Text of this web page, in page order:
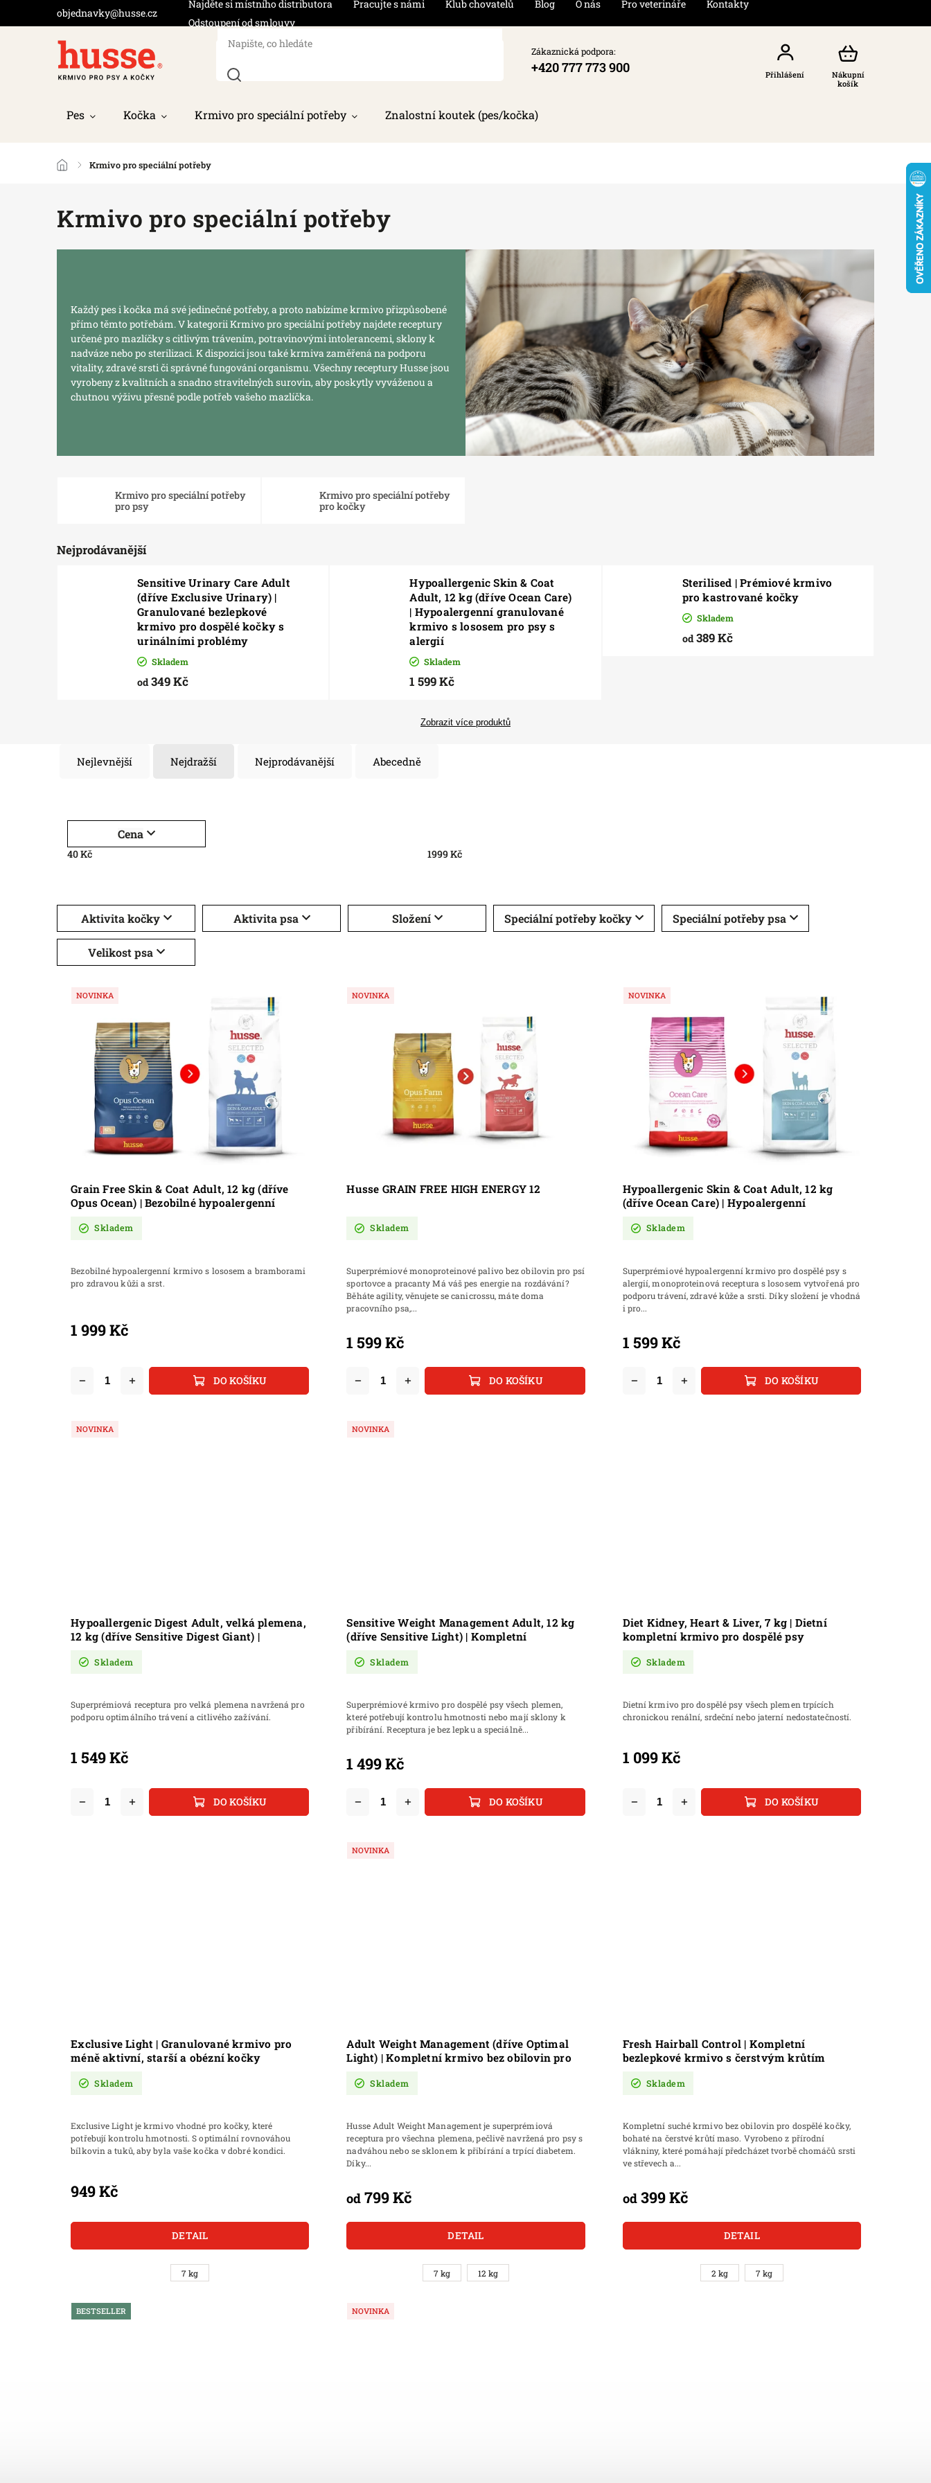
objednavky@husse.cz
Najděte si místního distributora Pracujte s námi Klub chovatelů Blog O nás Pro veterináře
Kontakty
Odstoupení od smlouvy
Zákaznická podpora:
+420 777 773 900
Nákupní
košík
Přihlášení
Pes Kočka Krmivo pro speciální potřeby Znalostní koutek (pes/kočka)
/ Krmivo pro speciální potřeby
Krmivo pro speciální potřeby
Každý pes i kočka má své jedinečné potřeby, a proto nabízíme krmivo přizpůsobené
přímo těmto potřebám. V kategorii Krmivo pro speciální potřeby najdete receptury
určené pro mazlíčky s citlivým trávením, potravinovými intolerancemi, sklony k
nadváze nebo po sterilizaci. K dispozici jsou také krmiva zaměřená na podporu
vitality, zdravé srsti či správné fungování organismu. Všechny receptury Husse jsou
vyrobeny z kvalitních a snadno stravitelných surovin, aby poskytly vyváženou a
chutnou výživu přesně podle potřeb vašeho mazlíčka.
Krmivo pro speciální potřeby
pro psy
Krmivo pro speciální potřeby
pro kočky
Nejprodávanější
Sensitive Urinary Care Adult
(dříve Exclusive Urinary) |
Granulované bezlepkové
krmivo pro dospělé kočky s
urinálními problémy
Skladem
od349 Kč
Hypoallergenic Skin & Coat
Adult, 12 kg (dříve Ocean Care)
| Hypoalergenní granulované
krmivo s lososem pro psy s
alergií
Skladem
1 599 Kč
Sterilised | Prémiové krmivo
pro kastrované kočky
Skladem
od389 Kč
Zobrazit více produktů
Nejlevnější Nejdražší Nejprodávanější Abecedně
Cena
40Kč 1999Kč
Aktivita kočky Aktivita psa Složení Speciální potřeby kočky Speciální potřeby psa
Velikost psa
NOVINKA
Grain Free Skin & Coat Adult, 12 kg (dříve
Opus Ocean) | Bezobilné hypoalergenní
zdravou kůži a srst
Skladem
1 999 Kč
DO KOŠÍKU
Bezobilné hypoalergenní krmivo s lososem a bramborami
pro zdravou kůži a srst.
NOVINKA
Husse GRAIN FREE HIGH ENERGY 12
Skladem
1 599 Kč
DO KOŠÍKU
Superprémiové monoproteinové palivo bez obilovin pro psí
sportovce a pracanty Má váš pes energie na rozdávání?
Běháte agility, věnujete se canicrossu, máte doma
pracovního psa,...
NOVINKA
Hypoallergenic Skin & Coat Adult, 12 kg
(dříve Ocean Care) | Hypoalergenní
alergiíSkladem
1 599 Kč
DO KOŠÍKU
Superprémiové hypoalergenní krmivo pro dospělé psy s
alergií, monoproteinová receptura s lososem vytvořená pro
podporu trávení, zdravé kůže a srsti. Díky složení je vhodná
i pro...
NOVINKA
Hypoallergenic Digest Adult, velká plemena,
12 kg (dříve Sensitive Digest Giant) |
masem pro velká plemena na citlivé trávení
Skladem
1 549 Kč
DO KOŠÍKU
Superprémiová receptura pro velká plemena navržená pro
podporu optimálního trávení a citlivého zažívání.
NOVINKA
Sensitive Weight Management Adult, 12 kg
(dříve Sensitive Light) | Kompletní
cukrovkou, onemocnění slinivky
Skladem
1 499 Kč
DO KOŠÍKU
Superprémiové krmivo pro dospělé psy všech plemen,
které potřebují kontrolu hmotnosti nebo mají sklony k
přibírání. Receptura je bez lepku a speciálně...
Diet Kidney, Heart & Liver, 7 kg | Dietní
kompletní krmivo pro dospělé psy
Skladem
1 099 Kč
DO KOŠÍKU
Dietní krmivo pro dospělé psy všech plemen trpících
chronickou renální, srdeční nebo jaterní nedostatečností.
Exclusive Light | Granulované krmivo pro
méně aktivní, starší a obézní kočky
Skladem
949 Kč
DETAIL
Exclusive Light je krmivo vhodné pro kočky, které
potřebují kontrolu hmotnosti. S optimální rovnováhou
bílkovin a tuků, aby byla vaše kočka v dobré kondici.
7 kg
NOVINKA
Adult Weight Management (dříve Optimal
Light) | Kompletní krmivo bez obilovin pro
nebo trpící diabetem (cukrovkou)
Skladem
od 799 Kč
DETAIL
Husse Adult Weight Management je superprémiová
receptura pro všechna plemena, pečlivě navržená pro psy s
nadváhou nebo se sklonem k přibírání a trpící diabetem.
Díky...
7 kg 12 kg
Fresh Hairball Control | Kompletní
bezlepkové krmivo s čerstvým krůtím
Skladem
od399 Kč
DETAIL
Kompletní suché krmivo bez obilovin pro dospělé kočky,
bohaté na čerstvé krůtí maso. Vyrobeno z přírodní
vlákniny, které pomáhají předcházet tvorbě chomáčů srsti
ve střevech a...
2 kg 7 kg
BESTSELLER NOVINKA